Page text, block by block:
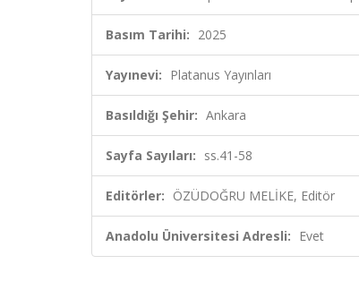
Basım Tarihi: 2025
Yayınevi: Platanus Yayınları
Basıldığı Şehir: Ankara
Sayfa Sayıları: ss.41-58
Editörler: ÖZÜDOĞRU MELİKE, Editör
Anadolu Üniversitesi Adresli: Evet